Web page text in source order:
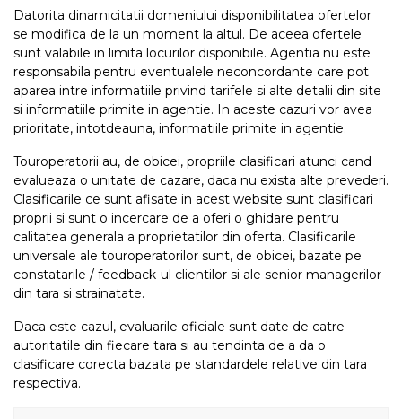
Datorita dinamicitatii domeniului disponibilitatea ofertelor
se modifica de la un moment la altul. De aceea ofertele
sunt valabile in limita locurilor disponibile. Agentia nu este
responsabila pentru eventualele neconcordante care pot
aparea intre informatiile privind tarifele si alte detalii din site
si informatiile primite in agentie. In aceste cazuri vor avea
prioritate, intotdeauna, informatiile primite in agentie.
Touroperatorii au, de obicei, propriile clasificari atunci cand
evalueaza o unitate de cazare, daca nu exista alte prevederi.
Clasificarile ce sunt afisate in acest website sunt clasificari
proprii si sunt o incercare de a oferi o ghidare pentru
calitatea generala a proprietatilor din oferta. Clasificarile
universale ale touroperatorilor sunt, de obicei, bazate pe
constatarile / feedback-ul clientilor si ale senior managerilor
din tara si strainatate.
Daca este cazul, evaluarile oficiale sunt date de catre
autoritatile din fiecare tara si au tendinta de a da o
clasificare corecta bazata pe standardele relative din tara
respectiva.